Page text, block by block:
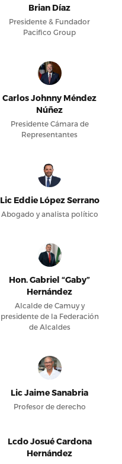
Brian Díaz
Presidente & Fundador
Pacifico Group
Carlos Johnny Méndez
Núñez
Presidente Cámara de
Representantes
Lic Eddie López Serrano
Abogado y analista político
Hon. Gabriel “Gaby”
Hernández
Alcalde de Camuy y
presidente de la Federación
de Alcaldes
Lic Jaime Sanabria
Profesor de derecho
Lcdo Josué Cardona
Hernández